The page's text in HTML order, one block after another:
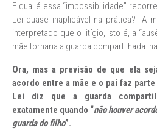
E qual é essa “impossibilidade”
Lei quase inaplicável na prática? A
interpretado que o litígio, isto é, a
mãe tornaria a guarda compartilhada
Ora, mas a previsão de que ela
acordo entre a mãe e o pai faz
Lei diz que a guarda
exatamente quando “não houver
guarda do filho”.